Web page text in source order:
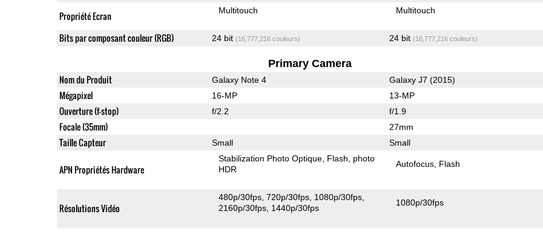
Propriété Ecran Multitouch Multitouch
Bits par composant couleur (RGB) 24 bit (16,777,216 couleurs) 24 bit (16,777,216 couleurs)
Primary Camera
Nom du Produit Galaxy Note 4 Galaxy J7 (2015)
Mégapixel 16-MP 13-MP
Ouverture (f-stop) f/2.2 f/1.9
Focale (35mm) 27mm
Taille Capteur Small Small
APN Propriétés Hardware
Stabilization Photo Optique Flash
photo
HDR
Autofocus Flash
Résolutions Vidéo
480p/30fps 720p/30fps 1080p/30fps
2160p/30fps 1440p/30fps
1080p/30fps